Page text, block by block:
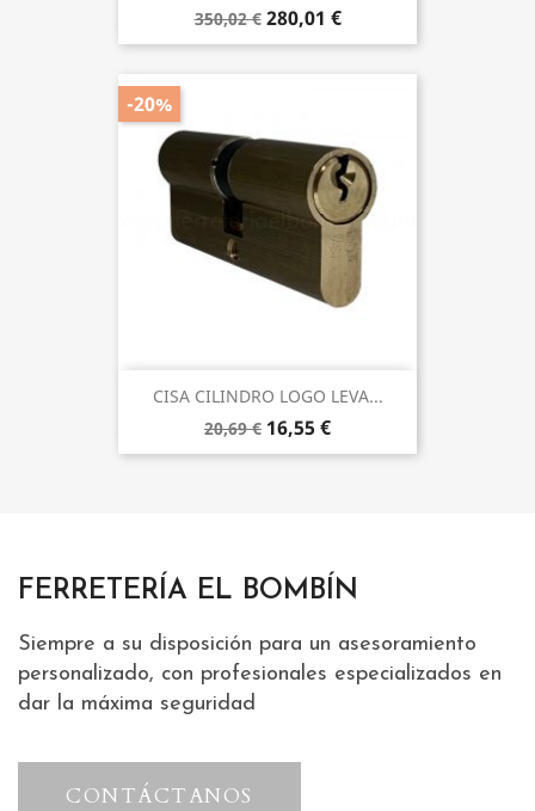
350,02 € 280,01 €
CISA CILINDRO LOGO LEVA...
20,69 € 16,55 €
-20%
FERRETERÍA EL BOMBÍN
Siempre a su disposición para un asesoramiento
personalizado, con profesionales especializados en
dar la máxima seguridad
CONTÁCTANOS